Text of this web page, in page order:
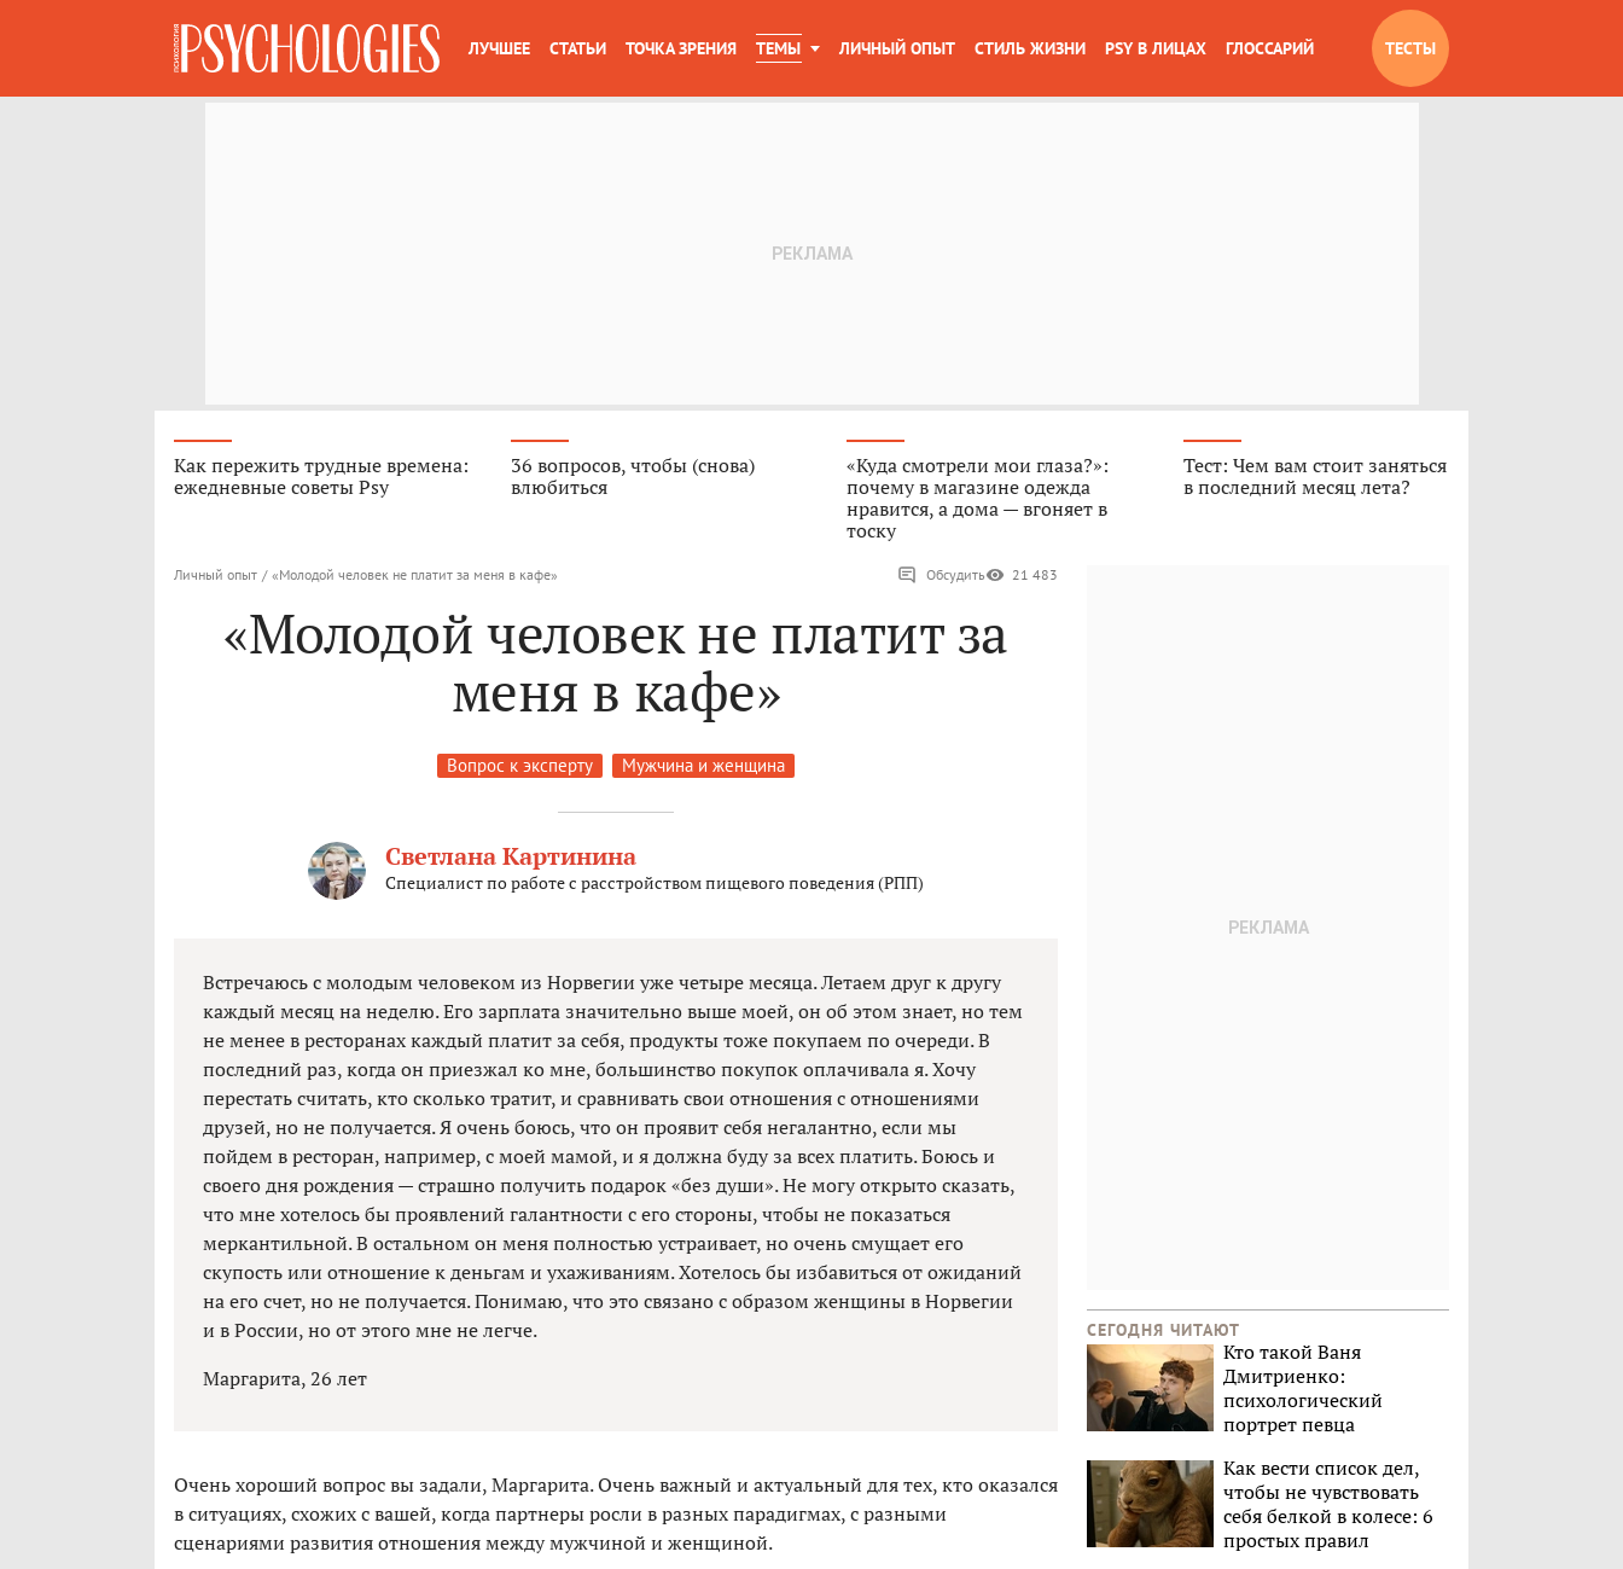
ЛУЧШЕЕ СТАТЬИ ТОЧКА ЗРЕНИЯ ТЕМЫ ЛИЧНЫЙ ОПЫТ СТИЛЬ ЖИЗНИ PSY В ЛИЦАХ ГЛОССАРИЙ ТЕСТЫ
Как пережить трудные времена:
ежедневные советы Psy
36 вопросов, чтобы (снова)
влюбиться
«Куда смотрели мои глаза?»:
почему в магазине одежда
нравится, а дома — вгоняет в
тоску
Тест: Чем вам стоит заняться
в последний месяц лета?
Личный опыт / «Молодой человек не платит за меня в кафе» Обсудить 21 483
«Молодой человек не платит за
меня в кафе»
Вопрос к эксперту Мужчина и женщина
Светлана Картинина
Специалист по работе с расстройством пищевого поведения (РПП)
Встречаюсь с молодым человеком из Норвегии уже четыре месяца. Летаем друг к другу
каждый месяц на неделю. Его зарплата значительно выше моей, он об этом знает, но тем
не менее в ресторанах каждый платит за себя, продукты тоже покупаем по очереди. В
последний раз, когда он приезжал ко мне, большинство покупок оплачивала я. Хочу
перестать считать, кто сколько тратит, и сравнивать свои отношения с отношениями
друзей, но не получается. Я очень боюсь, что он проявит себя негалантно, если мы
пойдем в ресторан, например, с моей мамой, и я должна буду за всех платить. Боюсь и
своего дня рождения — страшно получить подарок «без души». Не могу открыто сказать,
что мне хотелось бы проявлений галантности с его стороны, чтобы не показаться
меркантильной. В остальном он меня полностью устраивает, но очень смущает его
скупость или отношение к деньгам и ухаживаниям. Хотелось бы избавиться от ожиданий
на его счет, но не получается. Понимаю, что это связано с образом женщины в Норвегии
и в России, но от этого мне не легче.
Маргарита, 26 лет
Очень хороший вопрос вы задали, Маргарита. Очень важный и актуальный для тех, кто оказался
в ситуациях, схожих с вашей, когда партнеры росли в разных парадигмах, с разными
сценариями развития отношения между мужчиной и женщиной.
СЕГОДНЯ ЧИТАЮТ
Кто такой Ваня
Дмитриенко:
психологический
портрет певца
Как вести список дел,
чтобы не чувствовать
себя белкой в колесе: 6
простых правил